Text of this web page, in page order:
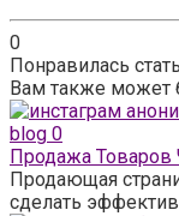
0
Понравилась
Вам также может
blog 0
Продажа Товаров
Продающая
сделать